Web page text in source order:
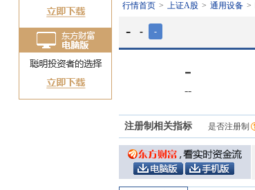
行情首页 上证A股 通用设备
- - -
-
--
注册制相关指标 是否注册制